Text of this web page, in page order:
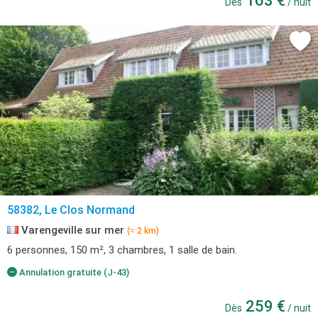
58382, Le Clos Normand
Varengeville sur mer (≈ 2 km)
6 personnes, 150 m², 3 chambres, 1 salle de bain.
Annulation gratuite (J-43)
Dès 259 € / nuit